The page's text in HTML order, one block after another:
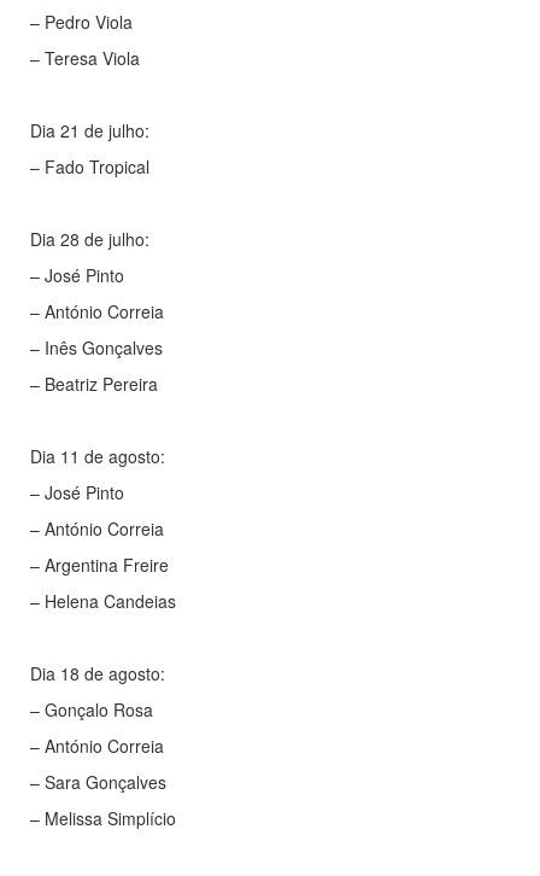
– Pedro Viola
– Teresa Viola
Dia 21 de julho:
– Fado Tropical
Dia 28 de julho:
– José Pinto
– António Correia
– Inês Gonçalves
– Beatriz Pereira
Dia 11 de agosto:
– José Pinto
– António Correia
– Argentina Freire
– Helena Candeias
Dia 18 de agosto:
– Gonçalo Rosa
– António Correia
– Sara Gonçalves
– Melissa Simplício